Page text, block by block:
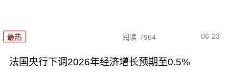
最热 阅读 7964 06-23
法国央行下调2026年经济增长预期至0.5%